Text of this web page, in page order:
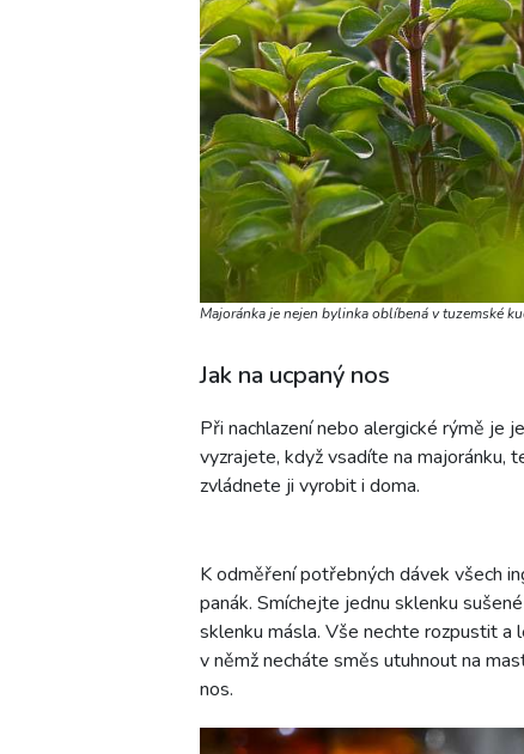
Majoránka je nejen bylinka oblíbená v tuzemské
Jak na ucpaný nos
Při nachlazení nebo alergické rýmě je
vyzrajete, když vsadíte na majoránku,
zvládnete ji vyrobit i doma.
K odměření potřebných dávek všech
panák. Smíchejte jednu sklenku
sklenku másla. Vše nechte rozpustit a
v němž necháte směs utuhnout na
nos.